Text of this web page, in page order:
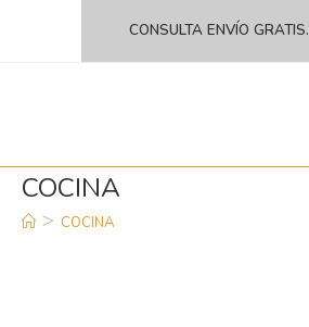
CONSULTA ENVÍO GRATIS.
COCINA
> COCINA
información.